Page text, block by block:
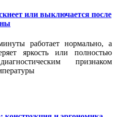
или выключается после
работает нормально, а
яркость или полностью
признаком